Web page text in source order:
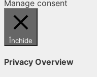
Manage consent
Închide
Privacy Overview